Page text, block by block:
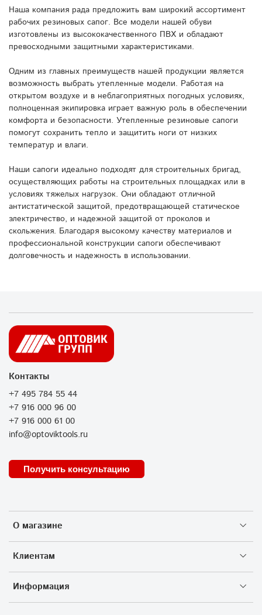
Наша компания рада предложить вам широкий ассортимент
рабочих резиновых сапог. Все модели нашей обуви
изготовлены из высококачественного ПВХ и обладают
превосходными защитными характеристиками.
Одним из главных преимуществ нашей продукции является
возможность выбрать утепленные модели. Работая на
открытом воздухе и в неблагоприятных погодных условиях,
полноценная экипировка играет важную роль в обеспечении
комфорта и безопасности. Утепленные резиновые сапоги
помогут сохранить тепло и защитить ноги от низких
температур и влаги.
Наши сапоги идеально подходят для строительных бригад,
осуществляющих работы на строительных площадках или в
условиях тяжелых нагрузок. Они обладают отличной
антистатической защитой, предотвращающей статическое
электричество, и надежной защитой от проколов и
скольжения. Благодаря высокому качеству материалов и
профессиональной конструкции сапоги обеспечивают
долговечность и надежность в использовании.
О магазине
Клиентам
Информация
Контакты
+7 495 784 55 44
+7 916 000 96 00
+7 916 000 61 00
info@optoviktools.ru
Получить консультацию